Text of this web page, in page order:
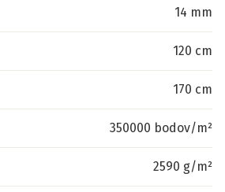
14 mm
120 cm
170 cm
350000 bodov/m²
2590 g/m²